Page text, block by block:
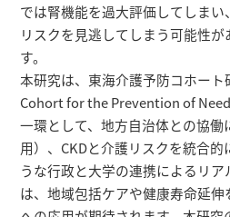
では腎機能を過大評価してしまい
リスクを見逃してしまう可能性
す。
本研究は、東海介護予防コホート
Cohort for the Prevention of
一環として、地方自治体との協
用）、CKDと介護リスクを統合
うな行政と大学の連携によるリ
は、地域包括ケアや健康寿命延